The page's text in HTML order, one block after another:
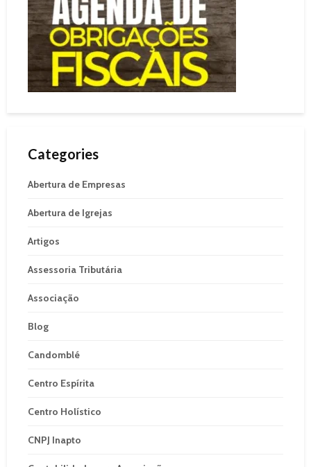
Categories
Abertura de Empresas
Abertura de Igrejas
Artigos
Assessoria Tributária
Associação
Blog
Candomblé
Centro Espírita
Centro Holístico
CNPJ Inapto